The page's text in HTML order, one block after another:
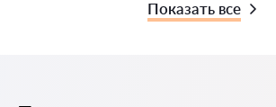
Показать все